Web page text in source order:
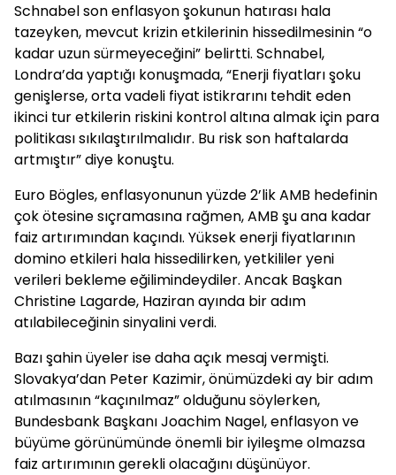
Schnabel son enflasyon şokunun hatırası hala
tazeyken, mevcut krizin etkilerinin hissedilmesinin “o
kadar uzun sürmeyeceğini” belirtti. Schnabel,
Londra’da yaptığı konuşmada, “Enerji fiyatları şoku
genişlerse, orta vadeli fiyat istikrarını tehdit eden
ikinci tur etkilerin riskini kontrol altına almak için para
politikası sıkılaştırılmalıdır. Bu risk son haftalarda
artmıştır” diye konuştu.
Euro Bögles, enflasyonunun yüzde 2’lik AMB hedefinin
çok ötesine sıçramasına rağmen, AMB şu ana kadar
faiz artırımından kaçındı. Yüksek enerji fiyatlarının
domino etkileri hala hissedilirken, yetkililer yeni
verileri bekleme eğilimindeydiler. Ancak Başkan
Christine Lagarde, Haziran ayında bir adım
atılabileceğinin sinyalini verdi.
Bazı şahin üyeler ise daha açık mesaj vermişti.
Slovakya’dan Peter Kazimir, önümüzdeki ay bir adım
atılmasının “kaçınılmaz” olduğunu söylerken,
Bundesbank Başkanı Joachim Nagel, enflasyon ve
büyüme görünümünde önemli bir iyileşme olmazsa
faiz artırımının gerekli olacağını düşünüyor.